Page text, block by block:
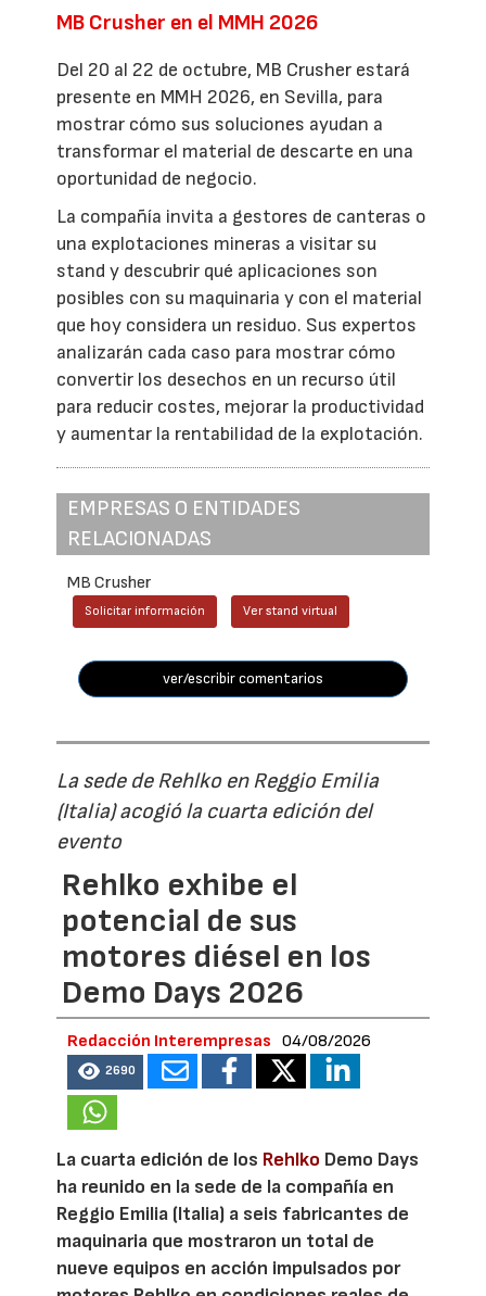
MB Crusher en el MMH 2026
Del 20 al 22 de octubre, MB Crusher estará
presente en MMH 2026, en Sevilla, para
mostrar cómo sus soluciones ayudan a
transformar el material de descarte en una
oportunidad de negocio.
La compañía invita a gestores de canteras o
una explotaciones mineras a visitar su
stand y descubrir qué aplicaciones son
posibles con su maquinaria y con el material
que hoy considera un residuo. Sus expertos
analizarán cada caso para mostrar cómo
convertir los desechos en un recurso útil
para reducir costes, mejorar la productividad
y aumentar la rentabilidad de la explotación.
EMPRESAS O ENTIDADES
RELACIONADAS
MB Crusher
Solicitar información Ver stand virtual
ver/escribir comentarios
La sede de Rehlko en Reggio Emilia
(Italia) acogió la cuarta edición del
evento
Rehlko exhibe el
potencial de sus
motores diésel en los
Demo Days 2026
Redacción Interempresas 04/08/2026
2690
La cuarta edición de los Rehlko Demo Days
ha reunido en la sede de la compañía en
Reggio Emilia (Italia) a seis fabricantes de
maquinaria que mostraron un total de
nueve equipos en acción impulsados por